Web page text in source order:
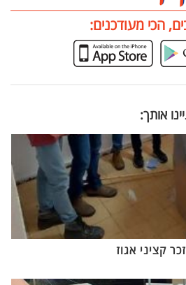
הכי מעודכנים:
אותך:
קציני אגוז